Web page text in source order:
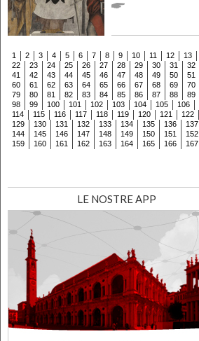
1 2 3 4 5 6 7 8 9 10 11 12 13
22
23 24 25 26 27 28 29 30 31 32
41
42 43 44 45 46 47 48 49 50 51
60
61 62 63 64 65 66 67 68 69 70
79
80 81 82 83 84 85 86 87 88 89
98
99 100 101 102 103 104 105 106
114
115 116 117 118 119 120 121 122
129
130 131 132 133 134 135 136 137
144
145 146 147 148 149 150 151 152
159
160 161 162 163 164 165 166 167
LE NOSTRE APP